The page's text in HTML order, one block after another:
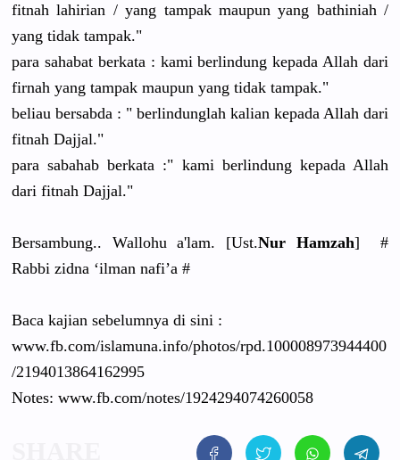
fitnah lahirian / yang tampak maupun yang bathiniah /
yang tidak tampak."
para sahabat berkata : kami berlindung kepada Allah dari
firnah yang tampak maupun yang tidak tampak."
beliau bersabda : " berlindunglah kalian kepada Allah dari
fitnah Dajjal."
para sabahab berkata :" kami berlindung kepada Allah
dari fitnah Dajjal."
Bersambung.. Wallohu a'lam. [Ust.Nur Hamzah] #
Rabbi zidna ‘ilman nafi’a #
Baca kajian sebelumnya di sini :
www.fb.com/islamuna.info/photos/rpd.100008973944400
/2194013864162995
Notes: www.fb.com/notes/1924294074260058